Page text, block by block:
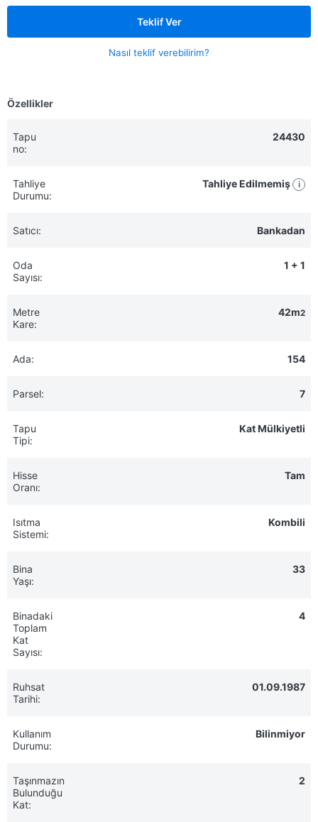
Özellikler
Tapu
no:
24430
Tahliye
Durumu:
Tahliye Edilmemiş i
Satıcı: Bankadan
Oda
Sayısı:
1 + 1
Metre
Kare:
42m2
Ada: 154
Parsel: 7
Tapu
Tipi:
Kat Mülkiyetli
Hisse
Oranı:
Tam
Isıtma
Sistemi:
Kombili
Bina
Yaşı:
33
Binadaki
Toplam
Kat
Sayısı:
4
Ruhsat
Tarihi:
01.09.1987
Kullanım
Durumu:
Bilinmiyor
Taşınmazın
Bulunduğu
Kat:
2
Teklif Ver
Nasıl teklif verebilirim?